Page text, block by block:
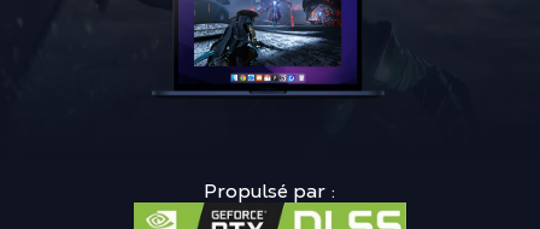
Propulsé par :